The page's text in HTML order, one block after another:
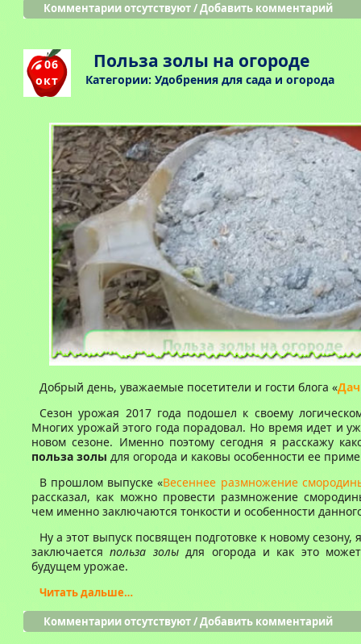
Комментарии отсутствуют/Добавить комментарий
06
окт
Польза золы на огороде
Категории: Удобрения для сада и огорода
Добрый день, уважаемые посетители и гости блога «
Сезон урожая 2017 года подошел к своему
Многих урожай этого года порадовал. Но время идет и
новом сезоне. Именно поэтому сегодня я расскажу
польза золы для огорода и каковы особенности ее
В прошлом выпуске «Весеннее размножение
рассказал, как можно провести размножение
чем именно заключаются тонкости и особенности
Ну а этот выпуск посвящен подготовке к новому сезону,
заключаетсяпольза золыдля огорода и как это
будущем урожае.
Читать дальше…
Комментарии отсутствуют/Добавить комментарий